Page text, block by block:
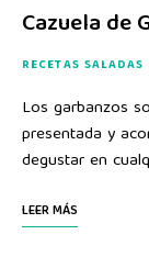
Cazuela de
RECETAS SALADAS
Los garbanzos
presentada y
degustar en
LEER MÁS